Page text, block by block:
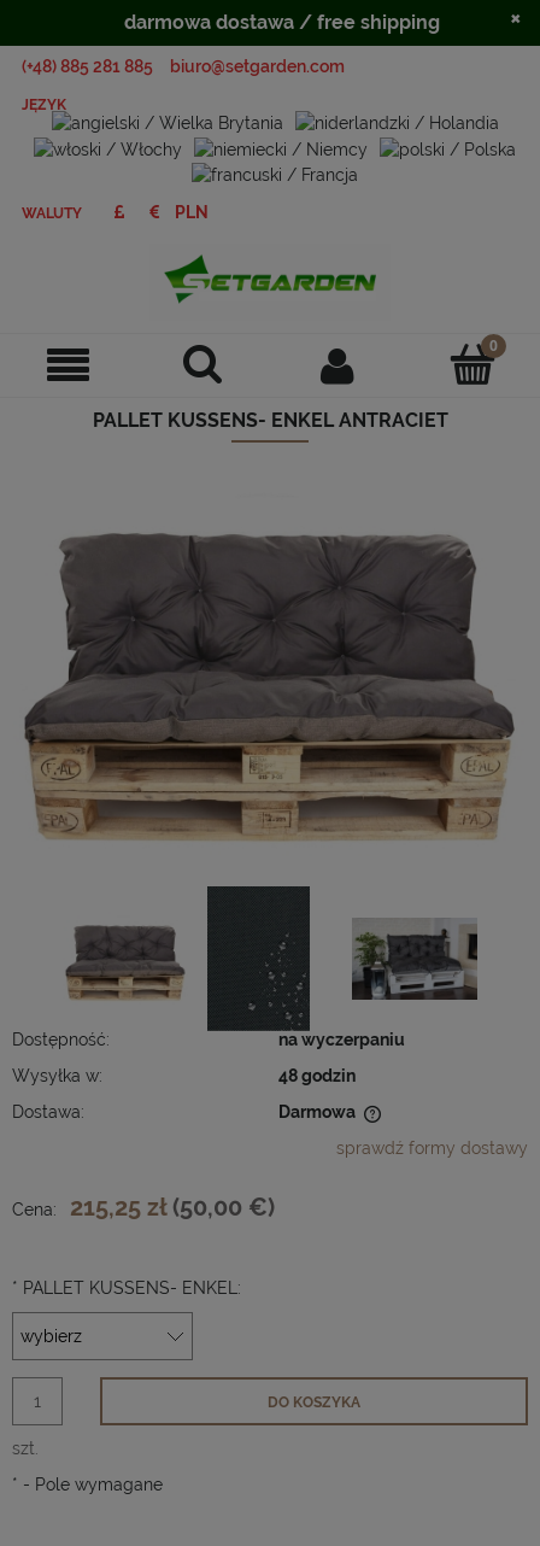
(+48) 885 281 885 biuro@setgarden.com
JĘZYK
WALUTY
PALLET KUSSENS- ENKEL ANTRACIET
Dostępność:
na wyczerpaniu
Wysyłka w:
48 godzin
Dostawa:
Darmowa
sprawdź formy dostawy
Cena: 215,25 zł (50,00 €)
* PALLET KUSSENS- ENKEL:
szt.
DO KOSZYKA
* - Pole wymagane
darmowa dostawa / free shipping ×